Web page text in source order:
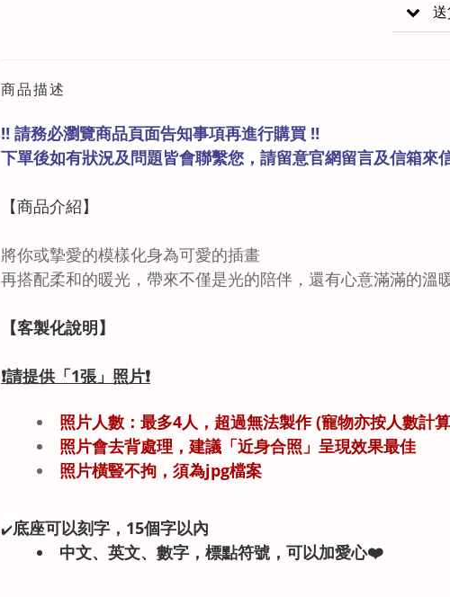
商品描述
‼️ 請務必瀏覽商品頁面告知事項再進行購買 ‼️
下單後如有狀況及問題皆會聯繫您，請留意官網留言及信箱來
【商品介紹】
將你或摯愛的模樣化身為可愛的插畫
再搭配柔和的暖光，帶來不僅是光的陪伴，還有心意滿滿的溫
【客製化說明】
❗請提供「1張」 照片❗
照片人數：最多4人，超過無法製作(寵物亦按人數計
照片會去背處理，建議「近身合照」呈現效果最佳
照片橫豎不拘，須為jpg檔案
✔️底座可以刻字，15個字以內
中文、英文、數字，標點符號，可以加愛心❤️